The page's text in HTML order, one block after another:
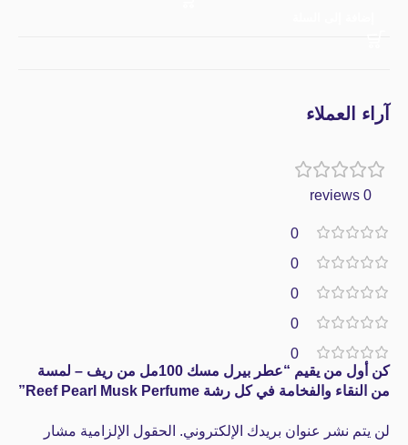
آراء العملاء
0 reviews
0
0
0
0
0
كن أول من يقيم “عطر بيرل مسك 100مل من ريف – لمسة
من النقاء والفخامة في كل رشة Reef Pearl Musk Perfume”
لن يتم نشر عنوان بريدك الإلكتروني. الحقول الإلزامية مشار